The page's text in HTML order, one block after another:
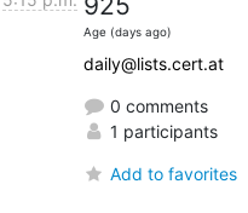
Age (days ago)
daily@lists.cert.at
0 comments
1 participants
Add to favorites